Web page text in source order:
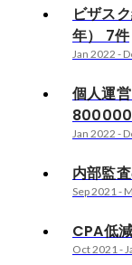
ビザス
年） 7件
Jan 2022 -
個人運
Jan 2022 -
内部監
Sep 2021-
CPA低
Oct 2021-